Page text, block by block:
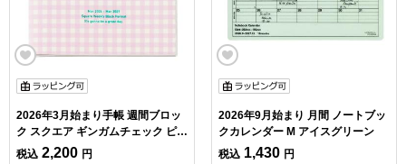
2026年3月始まり手帳 週間ブロッ
ク スクエア ギンガムチェック ピン
ク
税込 2,200 円
2026年9月始まり 月間 ノートブッ
クカレンダー M アイスグリーン
税込 1,430 円